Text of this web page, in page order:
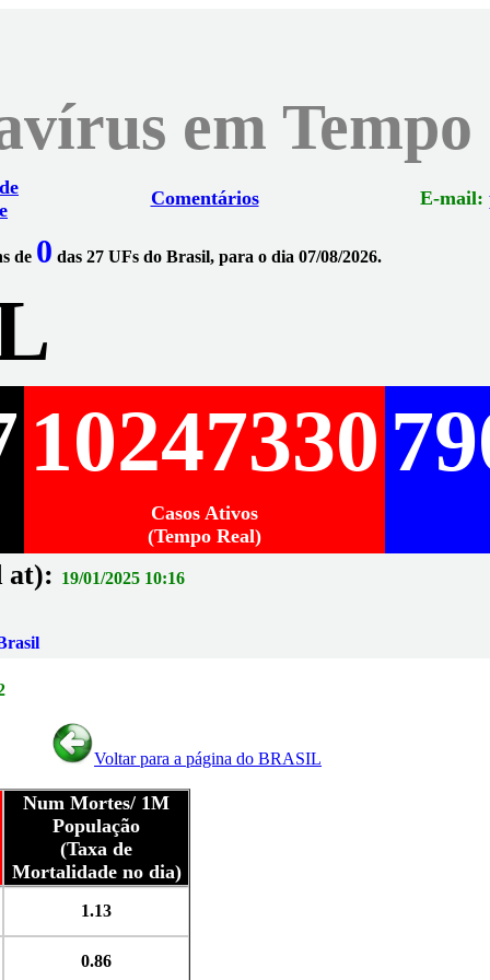
em Tempo
Comentários E-mail:
de 0 das 27 UFs do Brasil, para o dia 07/08/2026.
10247330
Casos Ativos
(Tempo Real)
at): 19/01/2025 10:16
Voltar para a página do BRASIL
Num Mortes/ 1M
População
(Taxa de
Mortalidade no dia)
1.13
0.86